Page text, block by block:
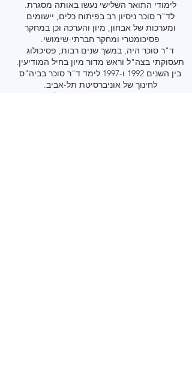
לימודי התואר השלישי נעשו באותה מסגרת.
לד"ר סוכר ניסיון רב בפיתוח כלים, יישומים
ומערכות של אבחון, מיון והערכה וכן במחקר
פסיכומטרי ומחקר חברתי-שימושי.
ד"ר סוכר היה, במשך שנים רבות, פסיכולוג
תעסוקתי בצה"ל וראש מדור מיון בחיל המודיעין.
בין השנים 1992 ו-1997 לימד ד"ר סוכר בביה"ס
לחינוך של אוניברסיטת תל-אביב.
ד"ר סוכר הוא מומחה בפסיכולוגיה